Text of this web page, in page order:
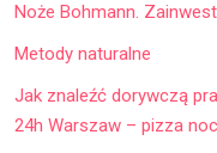
Noże Bohmann.
Metody naturalne
Jak znaleźć dorywczą
24h Warszaw – pizza